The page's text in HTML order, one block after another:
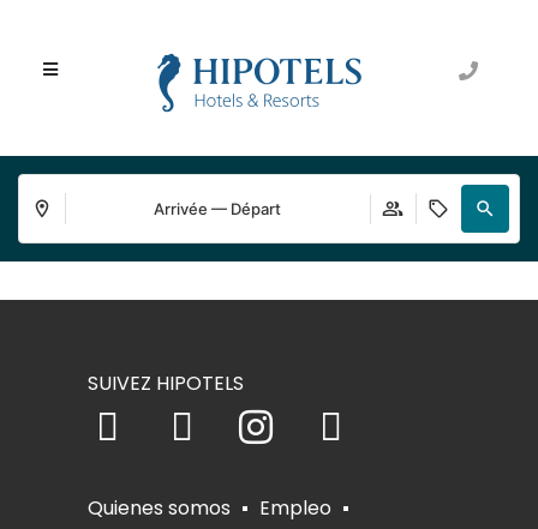
Arrivée — Départ
SUIVEZ HIPOTELS
Quienes somos
Empleo